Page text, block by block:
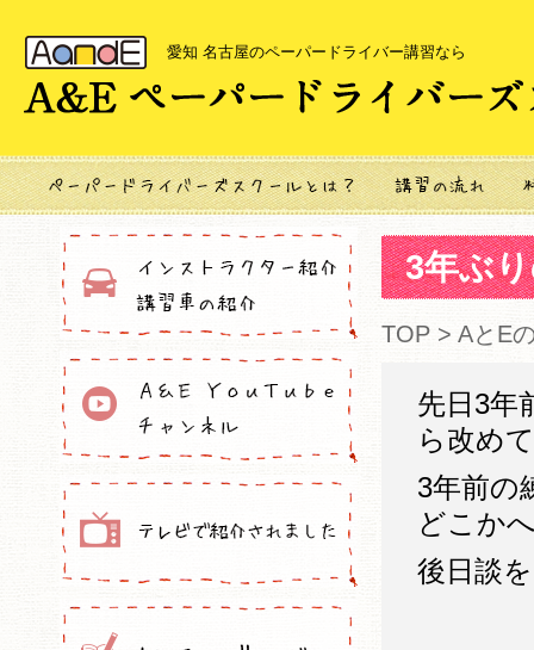
愛知 名古屋のペーパードライバー講習なら
3年ぶ
TOP > AとE
先日3年
ら改め
3年前の
どこか
後日談